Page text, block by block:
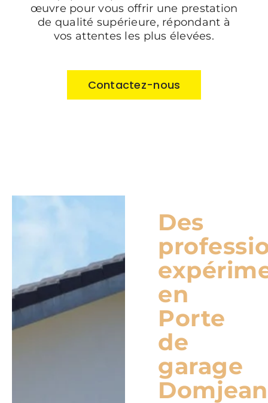
œuvre pour vous offrir une prestation
de qualité supérieure, répondant à
vos attentes les plus élevées.
Contactez-nous
Des
en
Porte
de
garage